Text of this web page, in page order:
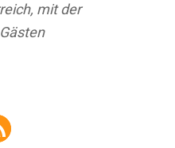
mit der